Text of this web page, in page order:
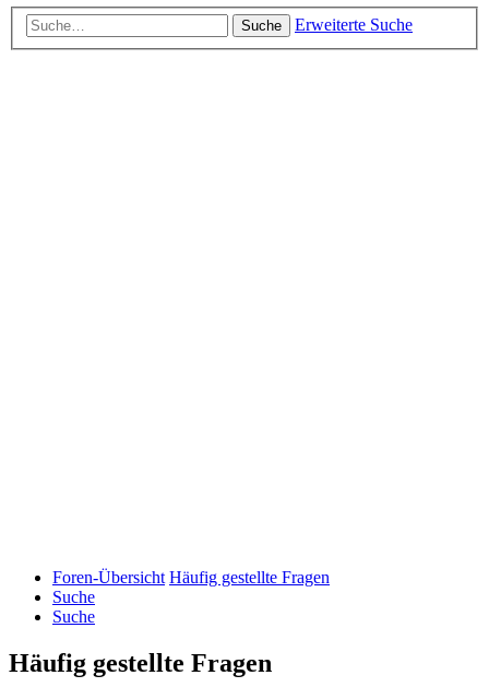
Suche Erweiterte Suche
Foren-Übersicht Häufig gestellte Fragen
Suche
Suche
Häufig gestellte Fragen